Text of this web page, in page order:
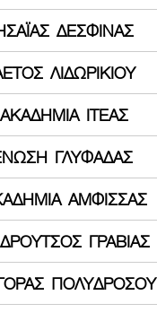
ΔΕΣΦΙΝΑΣ
ΛΙΔΩΡΙΚΙΟΥ
ΑΚΑΔΗΜΙΑ  ΙΤΕΑΣ
ΓΛΥΦΑΔΑΣ
ΑΜΦΙΣΣΑΣ
ΓΡΑΒΙΑΣ
ΠΟΛΥΔΡΟΣΟΥ